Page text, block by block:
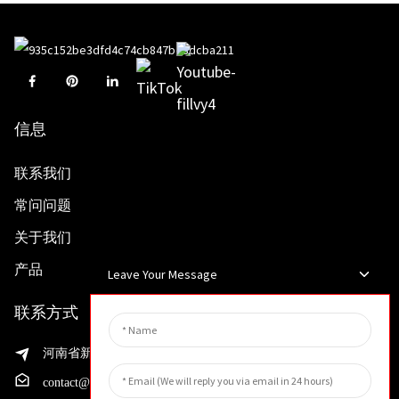
信息
联系我们
常问问题
关于我们
产品
联系方式
河南省新乡市渭滨区先进制造业开发区邵华路199号
contact@huahangfilter.com
Leave Your Message